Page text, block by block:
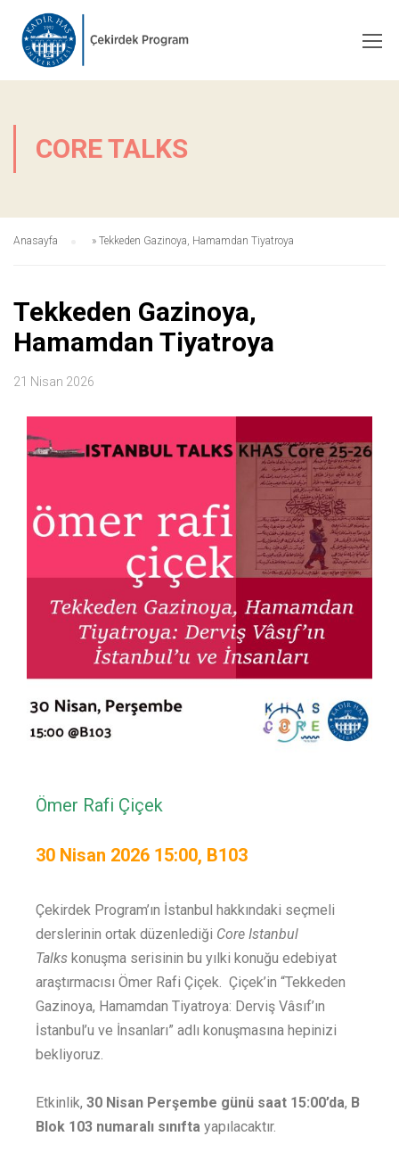
CORE TALKS
Anasayfa » Tekkeden Gazinoya, Hamamdan Tiyatroya
Tekkeden Gazinoya,
Hamamdan Tiyatroya
21 Nisan 2026
Ömer Rafi Çiçek
30 Nisan 2026 15:00, B103
Çekirdek Program’ın İstanbul hakkındaki seçmeli
derslerinin ortak düzenlediği Core Istanbul
Talks konuşma serisinin bu yılki konuğu edebiyat
araştırmacısı Ömer Rafi Çiçek. Çiçek’in “Tekkeden
Gazinoya, Hamamdan Tiyatroya: Derviş Vâsıf’ın
İstanbul’u ve İnsanları” adlı konuşmasına hepinizi
bekliyoruz.
Etkinlik, 30 Nisan Perşembe günü saat 15:00’da, B
Blok 103 numaralı sınıfta yapılacaktır.